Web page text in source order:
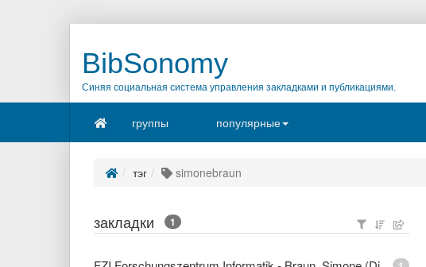
BibSonomy
Синяя социальная система управления закладками и публикациями.
группы популярные
тэг simonebraun
закладки 1